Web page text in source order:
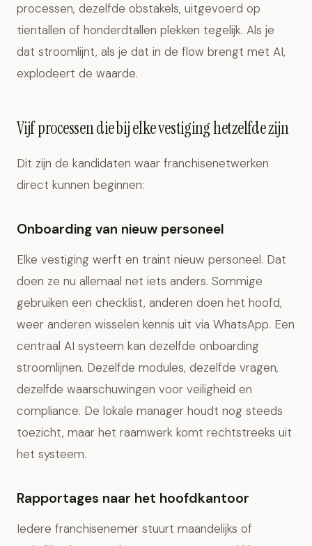
processen, dezelfde obstakels, uitgevoerd op
tientallen of honderdtallen plekken tegelijk. Als je
dat stroomlijnt, als je dat in de flow brengt met AI,
explodeert de waarde.
Vijf processen die bij elke vestiging hetzelfde zijn
Dit zijn de kandidaten waar franchisenetwerken
direct kunnen beginnen:
Onboarding van nieuw personeel
Elke vestiging werft en traint nieuw personeel. Dat
doen ze nu allemaal net iets anders. Sommige
gebruiken een checklist, anderen doen het hoofd,
weer anderen wisselen kennis uit via WhatsApp. Een
centraal AI systeem kan dezelfde onboarding
stroomlijnen. Dezelfde modules, dezelfde vragen,
dezelfde waarschuwingen voor veiligheid en
compliance. De lokale manager houdt nog steeds
toezicht, maar het raamwerk komt rechtstreeks uit
het systeem.
Rapportages naar het hoofdkantoor
Iedere franchisenemer stuurt maandelijks of